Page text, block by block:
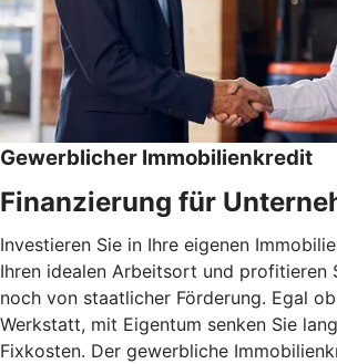
Gewerblicher Immobilienkredit
Finanzierung für
Investieren Sie in Ihre eigenen
Ihren idealen Arbeitsort und profitieren
noch von staatlicher Förderung. Egal
Werkstatt, mit Eigentum senken Sie
Fixkosten. Der gewerbliche